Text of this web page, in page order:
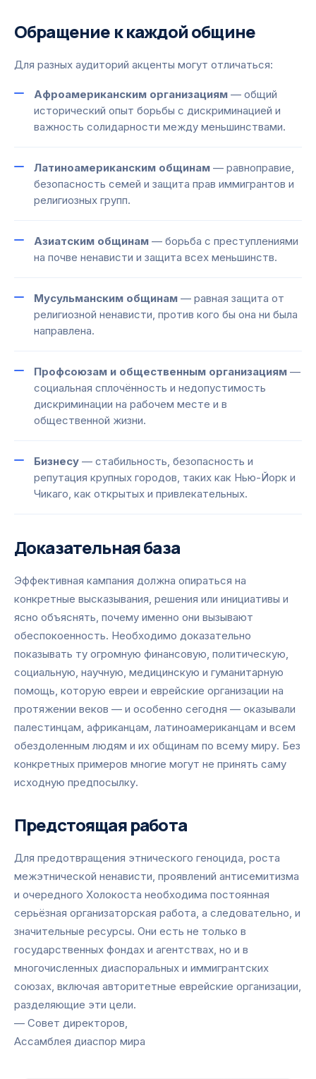
Обращение к каждой общине
Для разных аудиторий акценты могут отличаться:
Афроамериканским организациям — общий
исторический опыт борьбы с дискриминацией и
важность солидарности между меньшинствами.
Латиноамериканским общинам — равноправие,
безопасность семей и защита прав иммигрантов и
религиозных групп.
Азиатским общинам — борьба с преступлениями
на почве ненависти и защита всех меньшинств.
Мусульманским общинам — равная защита от
религиозной ненависти, против кого бы она ни была
направлена.
Профсоюзам и общественным организациям —
социальная сплочённость и недопустимость
дискриминации на рабочем месте и в
общественной жизни.
Бизнесу — стабильность, безопасность и
репутация крупных городов, таких как Нью-Йорк и
Чикаго, как открытых и привлекательных.
Доказательная база
Эффективная кампания должна опираться на
конкретные высказывания, решения или инициативы и
ясно объяснять, почему именно они вызывают
обеспокоенность. Необходимо доказательно
показывать ту огромную финансовую, политическую,
социальную, научную, медицинскую и гуманитарную
помощь, которую евреи и еврейские организации на
протяжении веков — и особенно сегодня — оказывали
палестинцам, африканцам, латиноамериканцам и всем
обездоленным людям и их общинам по всему миру. Без
конкретных примеров многие могут не принять саму
исходную предпосылку.
Предстоящая работа
Для предотвращения этнического геноцида, роста
межэтнической ненависти, проявлений антисемитизма
и очередного Холокоста необходима постоянная
серьёзная организаторская работа, а следовательно, и
значительные ресурсы. Они есть не только в
государственных фондах и агентствах, но и в
многочисленных диаспоральных и иммигрантских
союзах, включая авторитетные еврейские организации,
разделяющие эти цели.
— Совет директоров,
Ассамблея диаспор мира